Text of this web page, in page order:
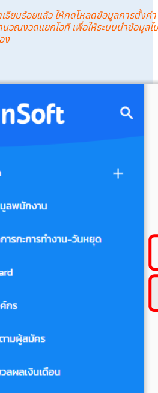
รียบร้อยแล้ว ให้กดโหลดข้อมูลการตั้งค่า
วณงวดแยกโอที เพื่อให้ระบบนำข้อมูลไป
ง